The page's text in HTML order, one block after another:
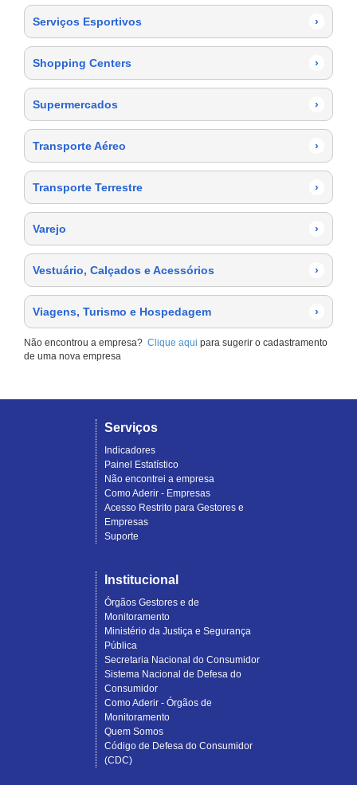
Serviços Esportivos ›
Shopping Centers ›
Supermercados ›
Transporte Aéreo ›
Transporte Terrestre ›
Varejo ›
Vestuário, Calçados e Acessórios ›
Viagens, Turismo e Hospedagem ›
Não encontrou a empresa? Clique aqui para sugerir o cadastramento
de uma nova empresa
Serviços
Indicadores
Painel Estatístico
Não encontrei a empresa
Como Aderir - Empresas
Acesso Restrito para Gestores e
Empresas
Suporte
Institucional
Órgãos Gestores e de
Monitoramento
Ministério da Justiça e Segurança
Pública
Secretaria Nacional do Consumidor
Sistema Nacional de Defesa do
Consumidor
Como Aderir - Órgãos de
Monitoramento
Quem Somos
Código de Defesa do Consumidor
(CDC)